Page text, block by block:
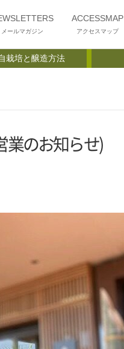
メールマガジン
ACCESSMAP
アクセスマップ
栽培と醸造方法
業のお知らせ)